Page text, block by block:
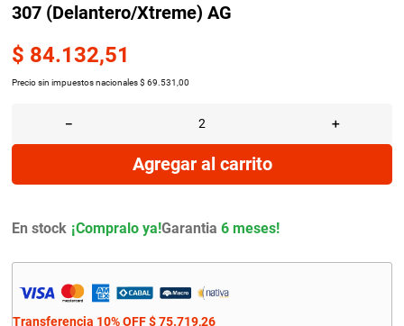
307 (Delantero/Xtreme) AG
$ 84.132,51
Precio sin impuestos nacionales $ 69 531 00
＋
－
Agregar al carrito
En stock Garantia 6 meses!
Transferencia 10% OFF $ 75.719,26
4.
honda civic
5
bora
6.
renault
8.
bmw